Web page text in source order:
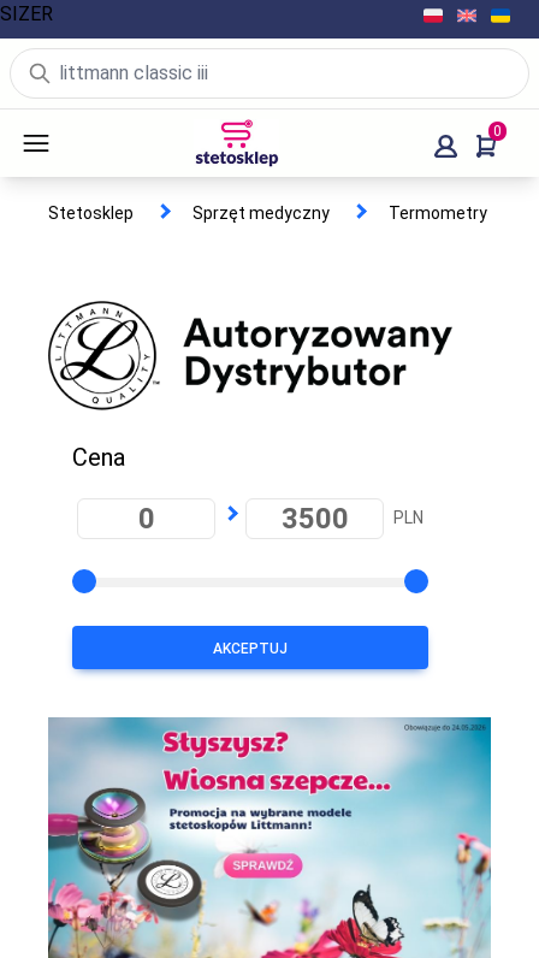
0
Stetosklep Sprzęt medyczny Termometry
Cena
PLN
AKCEPTUJ
SIZER